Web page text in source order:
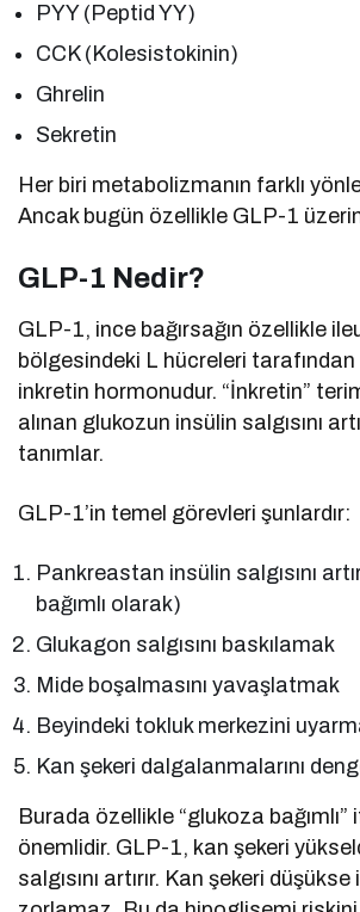
PYY (Peptid YY)
CCK (Kolesistokinin)
Ghrelin
Sekretin
Her biri metabolizmanın farklı
Ancak bugün özellikle GLP-1
GLP-1 Nedir?
GLP-1, ince bağırsağın özellikle
bölgesindeki L hücreleri tarafından
inkretin hormonudur. “İnkretin”
alınan glukozun insülin salgısını
tanımlar.
GLP-1’in temel görevleri şunlardır:
Pankreastan insülin salgısını
bağımlı olarak)
Glukagon salgısını baskılamak
Mide boşalmasını yavaşlatmak
Beyindeki tokluk merkezini
Kan şekeri dalgalanmalarını
Burada özellikle “glukoza bağımlı”
önemlidir. GLP-1, kan şekeri
salgısını artırır. Kan şekeri düşükse